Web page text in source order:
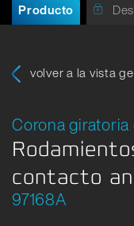
Producto
volver a la vista
Corona giratoria
contacto
97168A